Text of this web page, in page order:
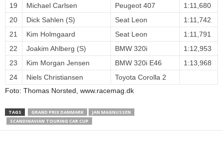
19
Michael Carlsen Peugeot 407
1:11,680
20
Dick Sahlen (S) Seat Leon
1:11,742
21
Kim Holmgaard Seat Leon
1:11,791
22
Joakim Ahlberg (S) BMW 320i
1:12,953
23
Kim Morgan Jensen BMW 320i E46
1:13,968
24
Niels Christiansen
Toyota Corolla 2
Foto: Thomas Norsted, www.racemag.dk
TAGS GRAND PRIX DANMARK
JAN MAGNUSSEN
SCANDINAVIAN TOURING CAR CUP